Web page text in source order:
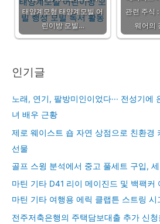
태양계모형 태양계모빌 어
린이방 모빌…
관련 주식
웨어의
인기글
노래, 연기, 팔방미인이었다··· 전성기
녀 배우 근황
제로 웨이스트 숍 자연 상점으로 친환경
선물
골프 스윙 분석에서 중고 풀세트 구입,
마틴 기타 D41 리이 메이진드 및 백팩커
마틴 기타 여행용 에릭 클랩튼 스트링 시
전주저축은행의 주택담보대출 추가 신